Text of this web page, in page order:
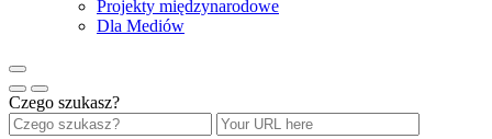
Projekty międzynarodowe
Dla Mediów
Czego szukasz?